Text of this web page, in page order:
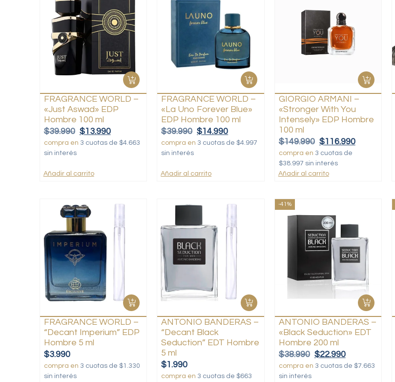
FRAGRANCE WORLD –
«Just Aswad» EDP
Hombre 100 ml
$39.990 $13.990
compra en 3 cuotas de $4.663
sin interés
Añadir al carrito
FRAGRANCE WORLD –
«La Uno Forever Blue»
EDP Hombre 100 ml
$39.990 $14.990
compra en 3 cuotas de $4.997
sin interés
Añadir al carrito
GIORGIO ARMANI –
«Stronger With You
Intensely» EDP Hombre
100 ml
$149.990 $116.990
compra en 3 cuotas de
$38.997 sin interés
Añadir al carrito
FRAGRANCE WORLD –
“Decant Imperium” EDP
Hombre 5 ml
$3.990
compra en 3 cuotas de $1.330
sin interés
ANTONIO BANDERAS –
“Decant Black
Seduction” EDT Hombre
5 ml
$1.990
compra en 3 cuotas de $663
-41%
ANTONIO BANDERAS –
«Black Seduction» EDT
Hombre 200 ml
$38.990 $22.990
compra en 3 cuotas de $7.663
sin interés